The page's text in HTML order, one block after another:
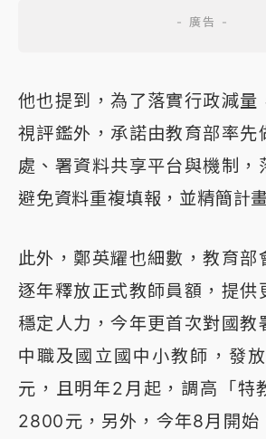
他也提到，為了落實行政減量
視評鑑外，承諾由教育部率先
處、署資料共享平台與機制，
避免資料重複填報，並精簡計
此外，鄭英耀也細數，教育部
逐年釋放正式教師員額，提供
穩定人力，今年更首次對國教
中職及國立國中小教師，發
元，且明年2月起，調高「特
2800元，另外，今年8月開始